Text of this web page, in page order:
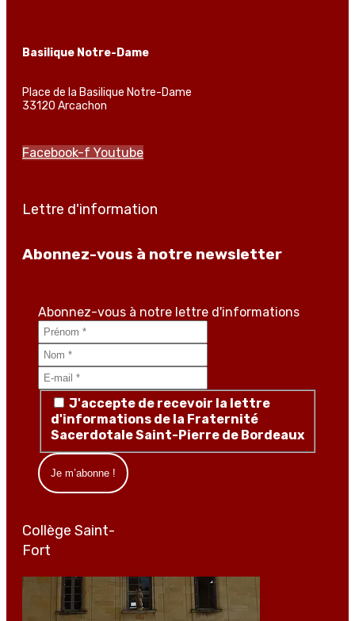
Basilique Notre-Dame
Place de la Basilique Notre-Dame
33120 Arcachon
Facebook-f Youtube
Lettre d'information
Abonnez-vous à notre newsletter
Abonnez-vous à notre lettre d'informations
J'accepte de recevoir la lettre
d'informations de la Fraternité
Sacerdotale Saint-Pierre de Bordeaux
Collège Saint-
Fort